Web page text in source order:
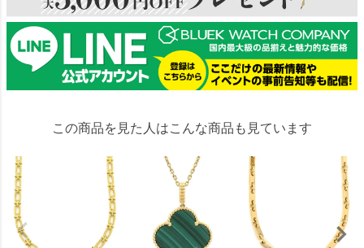
この商品を見た人はこんな商品も見ています